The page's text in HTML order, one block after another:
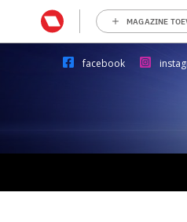
MAGAZINE
facebook